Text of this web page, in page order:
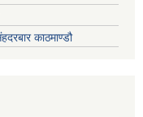
काठमाण्डौ